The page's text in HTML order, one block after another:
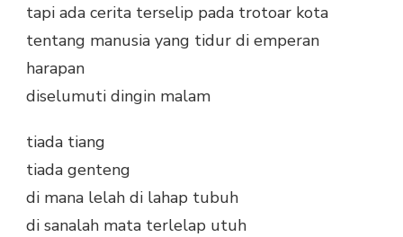
tapi ada cerita terselip pada trotoar kota
tentang manusia yang tidur di emperan
harapan
diselumuti dingin malam
tiada tiang
tiada genteng
di mana lelah di lahap tubuh
di sanalah mata terlelap utuh